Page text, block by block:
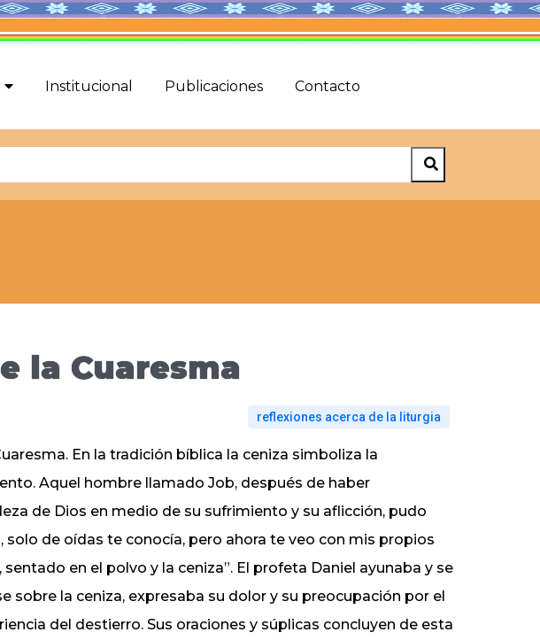
Institucional Publicaciones Contacto
la Cuaresma
reflexiones acerca de la liturgia
En la tradición bíblica la ceniza simboliza la
Aquel hombre llamado Job, después de haber
de Dios en medio de su sufrimiento y su aflicción, pudo
solo de oídas te conocía, pero ahora te veo con mis propios
en el polvo y la ceniza”. El profeta Daniel ayunaba y se
sobre la ceniza, expresaba su dolor y su preocupación por el
del destierro. Sus oraciones y súplicas concluyen de esta